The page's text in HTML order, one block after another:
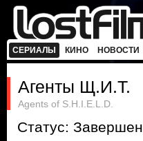
СЕРИАЛЫ КИНО НОВОСТИ
Агенты Щ.И.Т.
Agents of S.H.I.E.L.D.
Статус: Завершен